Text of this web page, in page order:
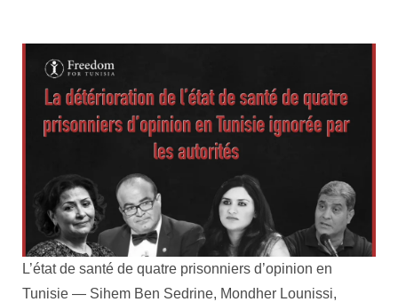
L’état de santé de quatre prisonniers d’opinion en
Tunisie — Sihem Ben Sedrine, Mondher Lounissi,